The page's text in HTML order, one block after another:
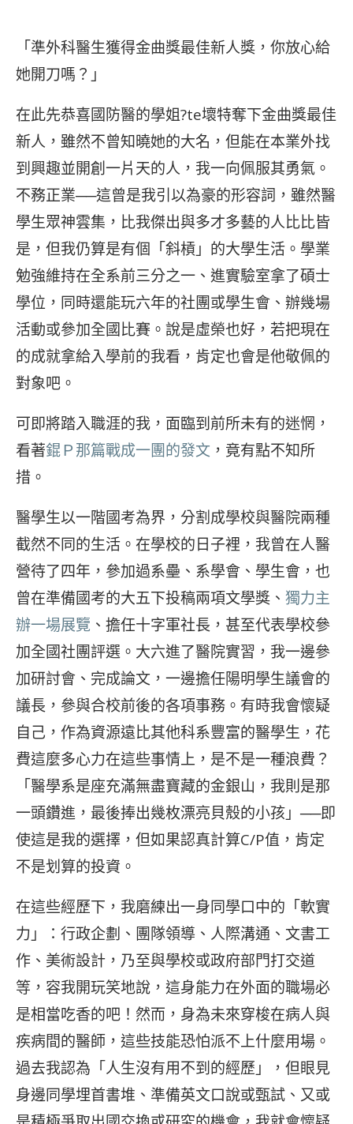
「準外科醫生獲得金曲獎最佳新人獎，你放心給
她開刀嗎？」
在此先恭喜國防醫的學姐?te壞特奪下金曲獎最佳
新人，雖然不曾知曉她的大名，但能在本業外找
到興趣並開創一片天的人，我一向佩服其勇氣。
不務正業──這曾是我引以為豪的形容詞，雖然醫
學生眾神雲集，比我傑出與多才多藝的人比比皆
是，但我仍算是有個「斜槓」的大學生活。學業
勉強維持在全系前三分之一、進實驗室拿了碩士
學位，同時還能玩六年的社團或學生會、辦幾場
活動或參加全國比賽。說是虛榮也好，若把現在
的成就拿給入學前的我看，肯定也會是他敬佩的
對象吧。
可即將踏入職涯的我，面臨到前所未有的迷惘，
看著錕Ｐ那篇戰成一團的發文 ，竟有點不知所
措。
醫學生以一階國考為界，分割成學校與醫院兩種
截然不同的生活。在學校的日子裡，我曾在人醫
營待了四年，參加過系壘、系學會、學生會，也
曾在準備國考的大五下投稿兩項文學獎、 獨力主
辦一場展覽 、擔任十字軍社長，甚至代表學校參
加全國社團評選。大六進了醫院實習，我一邊參
加研討會、完成論文，一邊擔任陽明學生議會的
議長，參與合校前後的各項事務。有時我會懷疑
自己，作為資源遠比其他科系豐富的醫學生，花
費這麼多心力在這些事情上，是不是一種浪費？
「醫學系是座充滿無盡寶藏的金銀山，我則是那
一頭鑽進，最後捧出幾枚漂亮貝殼的小孩」──即
使這是我的選擇，但如果認真計算C/P值，肯定
不是划算的投資。
在這些經歷下，我磨練出一身同學口中的「軟實
力」：行政企劃、團隊領導、人際溝通、文書工
作、美術設計，乃至與學校或政府部門打交道
等，容我開玩笑地說，這身能力在外面的職場必
是相當吃香的吧！然而，身為未來穿梭在病人與
疾病間的醫師，這些技能恐怕派不上什麼用場。
過去我認為「人生沒有用不到的經歷」，但眼見
身邊同學埋首書堆、準備英文口說或甄試、又或